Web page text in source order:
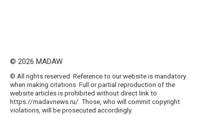
© 2026 MADAW
© All rights reserved. Reference to our website is mandatory
when making citations. Full or partial reproduction of the
website articles is prohibited without direct link to
https://madavnews.ru/. Those, who will commit copyright
violations, will be prosecuted accordingly.